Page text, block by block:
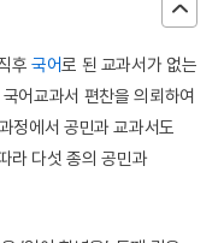
후 국어로 된 교과서가 없는
어교과서 편찬을 의뢰하여
정에서 공민과 교과서도
라 다섯 종의 공민과